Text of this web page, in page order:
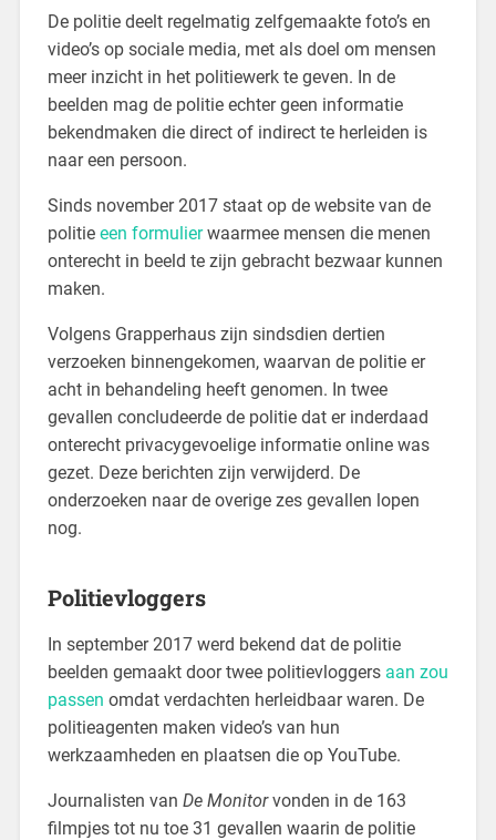
De politie deelt regelmatig zelfgemaakte foto’s en
video’s op sociale media, met als doel om mensen
meer inzicht in het politiewerk te geven. In de
beelden mag de politie echter geen informatie
bekendmaken die direct of indirect te herleiden is
naar een persoon.
Sinds november 2017 staat op de website van de
politie een formulierwaarmee mensen die menen
onterecht in beeld te zijn gebracht bezwaar kunnen
maken.
Volgens Grapperhaus zijn sindsdien dertien
verzoeken binnengekomen, waarvan de politie er
acht in behandeling heeft genomen. In twee
gevallen concludeerde de politie dat er inderdaad
onterecht privacygevoelige informatie online was
gezet. Deze berichten zijn verwijderd. De
onderzoeken naar de overige zes gevallen lopen
nog.
Politievloggers
In september 2017 werd bekend dat de politie
beelden gemaakt door twee politievloggers aan zou
passen omdat verdachten herleidbaar waren. De
politieagenten maken video’s van hun
werkzaamheden en plaatsen die op YouTube.
Journalisten van De Monitorvonden in de 163
filmpjes tot nu toe 31 gevallen waarin de politie